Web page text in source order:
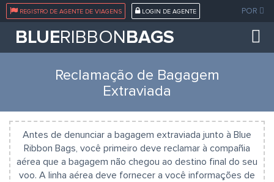
REGISTRO DE AGENTE DE VIAGENS LOGIN DE AGENTE POR
BLUERIBBONBAGS
Reclamação de Bagagem
Extraviada
Antes de denunciar a bagagem extraviada junto à Blue
Ribbon Bags, você primeiro deve reclamar à compañia
aérea que a bagagem não chegou ao destino final do seu
voo. A linha aérea deve fornecer a você informações de